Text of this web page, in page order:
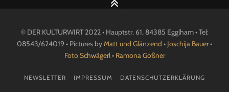
© DER KULTURWIRT 2022 • Hauptstr. 61, 84385 Egglham • Tel:
08543/624019 • Pictures byMatt und Glänzend • Joschija Bauer•
Foto Schwägerl• Ramona Goßner
NEWSLETTER IMPRESSUM DATENSCHUTZERKLÄRUNG